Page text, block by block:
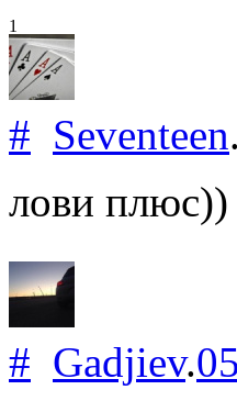
1
# Seventeen.
лови
# Gadjiev.